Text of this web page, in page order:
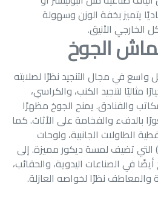
يتميز بخفة الوزن وسهولة
الخارجي الأنيق.
الجوخ
في مجال التنجيد نظرًا لصلابته
مثاليًا لتنجيد الكنب، والكراسي،
والفنادق. يمنح الجوخ مظهرًا
بالدفء والفخامة على الأثاث. كما
الطاولات الجانبية، ولوحات
التي تضيف لمسة ديكور مميزة. إلى
في الصناعات اليدوية، والحقائب،
والمعاطف نظرًا لخواصه العازلة.